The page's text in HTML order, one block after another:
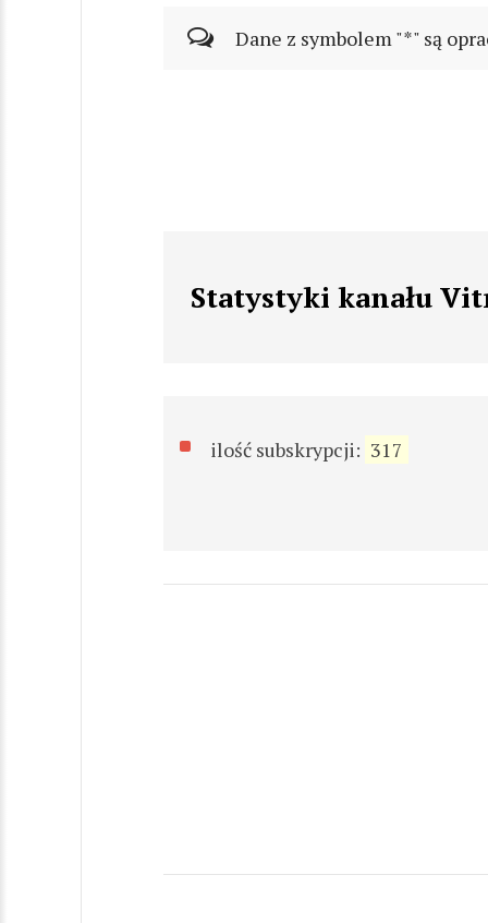
Dane z symbolem "*" są
Statystyki kanału
ilość subskrypcji: 317